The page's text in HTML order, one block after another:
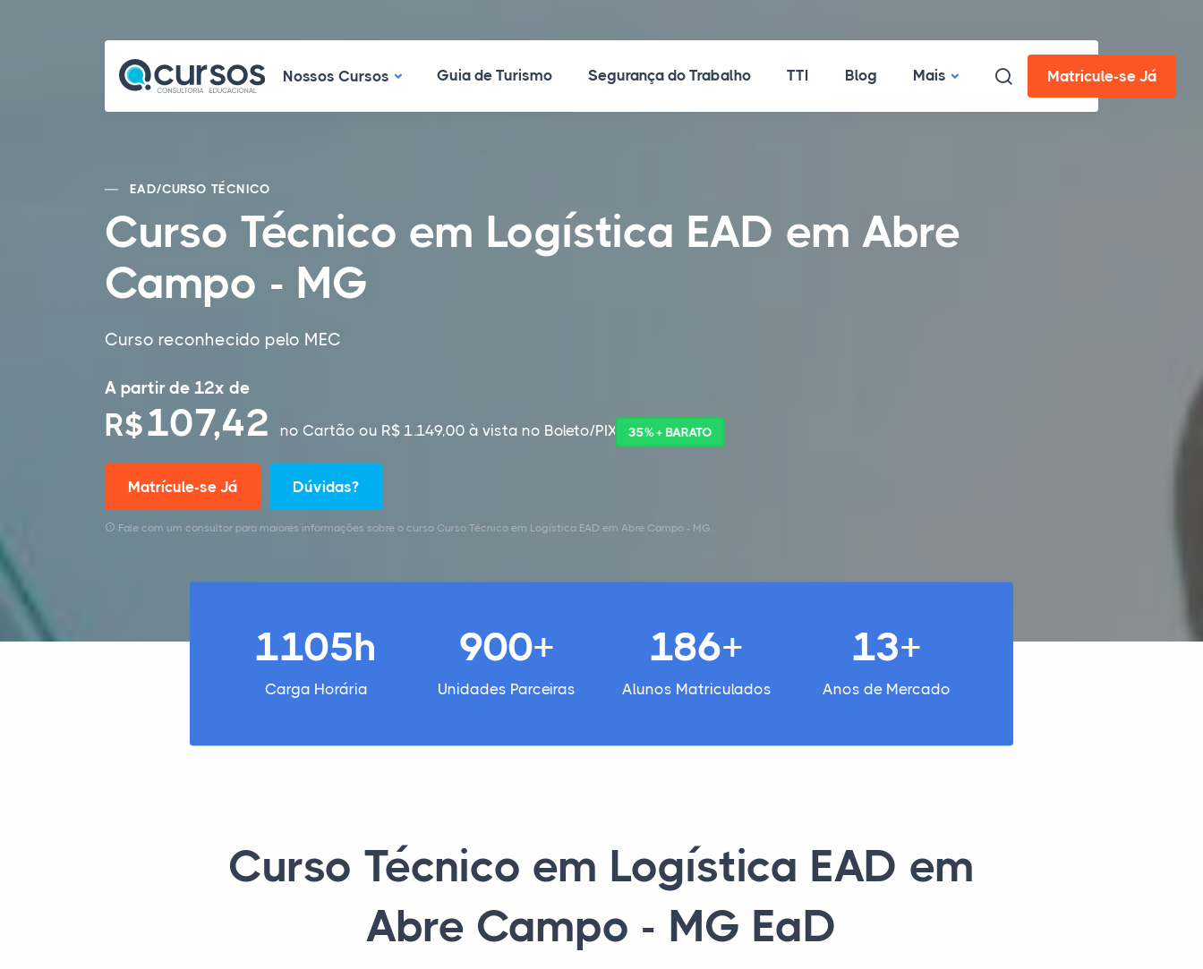
Nossos CursosNossos Cursos
Guia de Turismo Segurança do Trabalho TTI Blog Mais Matricule-se Já
EAD/CURSO TÉCNICO
Curso Técnico em Logística EAD em Abre
Campo - MG
Curso reconhecido pelo MEC
A partir de 12x de
R$107,42 no Cartão ou R$ 1.149,00 à vista no Boleto/PIX 35% + BARATO
Matrícule-se Já Dúvidas?
Fale com um consultor para maiores informações sobre o curso Curso Técnico em Logística EAD em Abre Campo - MG.
1105h
Carga Horária
900+
Unidades Parceiras
186+
Alunos Matriculados
13+
Anos de Mercado
Curso Técnico em Logística EAD em
Abre Campo - MG EaD